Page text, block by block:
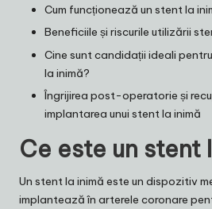
Cum funcționează un stent la
Beneficiile și riscurile utilizării
Cine sunt candidații ideali
la inimă?
Îngrijirea post-operatorie și
implantarea unui stent la inimă
Ce este un stent
Un stent la inimă este un dispozitiv
implantează în arterele coronare